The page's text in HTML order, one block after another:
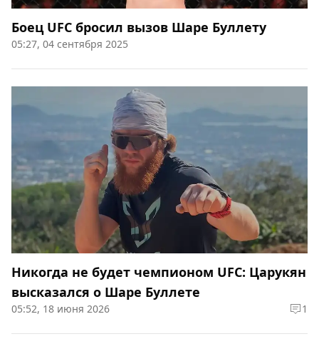
Боец UFC бросил вызов Шаре Буллету
05:27, 04 сентября 2025
Никогда не будет чемпионом UFC: Царукян
высказался о Шаре Буллете
05:52, 18 июня 2026 1